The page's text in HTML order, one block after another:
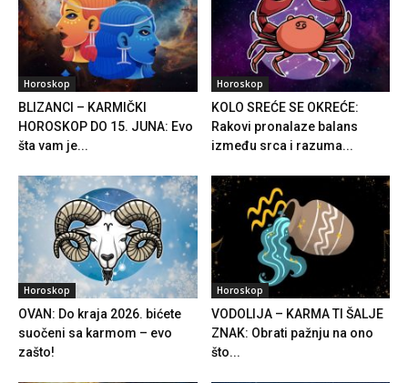
Horoskop
BLIZANCI – KARMIČKI
HOROSKOP DO 15. JUNA: Evo
šta vam je...
Horoskop
KOLO SREĆE SE OKREĆE:
Rakovi pronalaze balans
između srca i razuma...
Horoskop
OVAN: Do kraja 2026. bićete
suočeni sa karmom – evo
zašto!
Horoskop
VODOLIJA – KARMA TI ŠALJE
ZNAK: Obrati pažnju na ono
što...